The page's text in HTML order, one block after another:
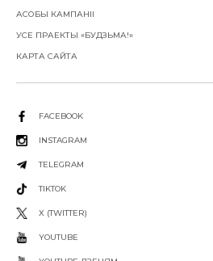
АСОБЫ КАМПАНІІ
УСЕ ПРАЕКТЫ «БУДЗЬМА!»
КАРТА САЙТА
FACEBOOK
INSTAGRAM
TELEGRAM
TIKTOK
X (TWITTER)
YOUTUBE